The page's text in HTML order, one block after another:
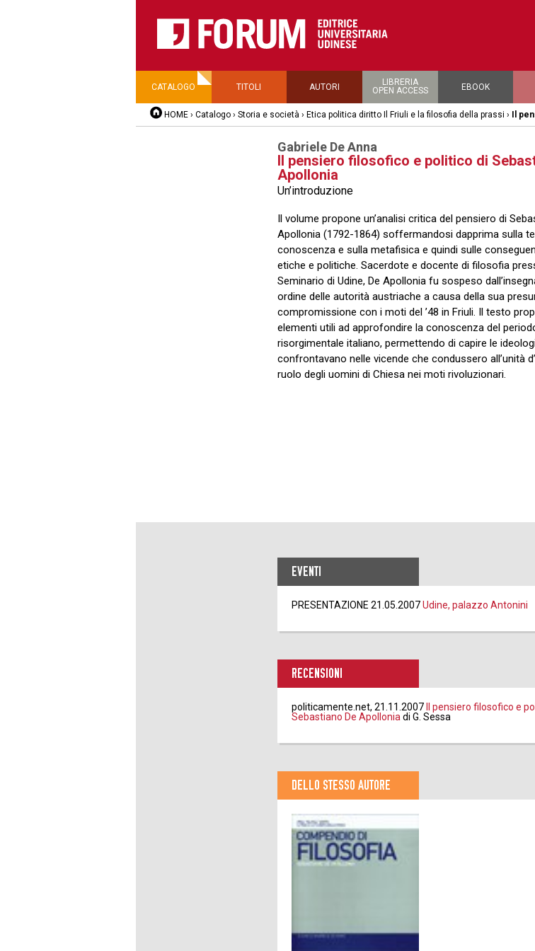
CATALOGO TITOLI AUTORI
LIBRERIA
OPEN ACCESS
EBOOK
HOME › Catalogo › Storia e società › Etica politica diritto Il Friuli e la filosofia della prassi › Il
Gabriele De Anna
Il pensiero filosofico e politico di
Apollonia
Un’introduzione
Il volume propone un’analisi critica del pensiero di
Apollonia (1792-1864) soffermandosi dapprima sulla
conoscenza e sulla metafisica e quindi sulle
etiche e politiche. Sacerdote e docente di filosofia
Seminario di Udine, De Apollonia fu sospeso
ordine delle autorità austriache a causa della sua
compromissione con i moti del ’48 in Friuli. Il testo
elementi utili ad approfondire la conoscenza del
risorgimentale italiano, permettendo di capire le
confrontavano nelle vicende che condussero all’unità
ruolo degli uomini di Chiesa nei moti rivoluzionari.
EVENTI
PRESENTAZIONE 21.05.2007Udine, palazzo Antonini
RECENSIONI
politicamente.net, 21.11.2007
Il pensiero filosofico e
Sebastiano De Apollonia di G. Sessa
DELLO STESSO AUTORE